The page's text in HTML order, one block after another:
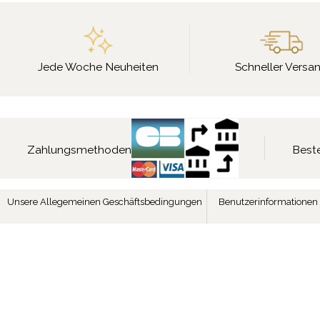
Jede Woche Neuheiten Schneller
Zahlungsmethoden
Unsere Allegemeinen Geschäftsbedingungen Benutzerinformationen